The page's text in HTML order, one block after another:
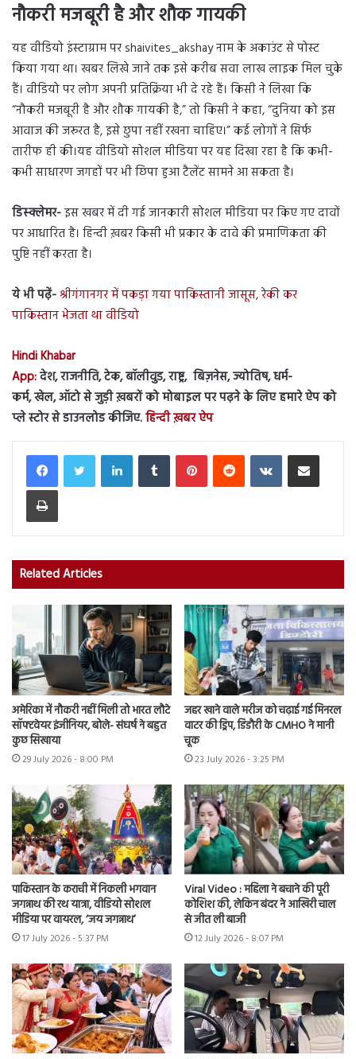
नौकरी मजबूरी है और शौक गायकी
यह वीडियो इंस्टाग्राम पर shaivites_akshay नाम के अकाउंट से पोस्ट
किया गया था। खबर लिखे जाने तक इसे करीब सवा लाख लाइक मिल चुके
हैं। वीडियो पर लोग अपनी प्रतिक्रिया भी दे रहे हैं। किसी ने लिखा कि
“नौकरी मजबूरी है और शौक गायकी है,” तो किसी ने कहा, “दुनिया को इस
आवाज की जरूरत है, इसे छुपा नहीं रखना चाहिए।” कई लोगों ने सिर्फ
तारीफ ही की।यह वीडियो सोशल मीडिया पर यह दिखा रहा है कि कभी-
कभी साधारण जगहों पर भी छिपा हुआ टैलेंट सामने आ सकता है।
डिस्क्लेमर-इस खबर में दी गई जानकारी सोशल मीडिया पर किए गए दावों
पर आधारित है। हिन्दी ख़बर किसी भी प्रकार के दावे की प्रमाणिकता की
पुष्टि नहीं करता है।
ये भी पढ़ें-श्रीगंगानगर में पकड़ा गया पाकिस्तानी जासूस, रेकी कर
पाकिस्तान भेजता था वीडियो
Hindi Khabar
App:देश, राजनीति, टेक, बॉलीवुड, राष्ट्र, बिज़नेस, ज्योतिष, धर्म-
कर्म, खेल, ऑटो से जुड़ी ख़बरों को मोबाइल पर पढ़ने के लिए हमारे ऐप को
प्ले स्टोर से डाउनलोड कीजिए.हिन्दी ख़बर ऐप
LinkedInTumblr PinterestReddit VKontakteShare via Email
Print
Related Articles
अमेरिका में नौकरी नहीं मिली तो भारत लौटे
सॉफ्टवेयर इंजीनियर, बोले- संघर्ष ने बहुत
कुछ सिखाया
29 July 2026 - 8:00 PM
जहर खाने वाले मरीज को चढ़ाई गई मिनरल
वाटर की ड्रिप, डिंडौरी के CMHO ने मानी
चूक
23 July 2026 - 3:25 PM
पाकिस्तान के कराची में निकली भगवान
जगन्नाथ की रथ यात्रा, वीडियो सोशल
मीडिया पर वायरल, ‘जय जगन्नाथ’
17 July 2026 - 5:37 PM
Viral Video : महिला ने बचाने की पूरी
कोशिश की, लेकिन बंदर ने आखिरी चाल
से जीत ली बाजी
12 July 2026 - 8:07 PM